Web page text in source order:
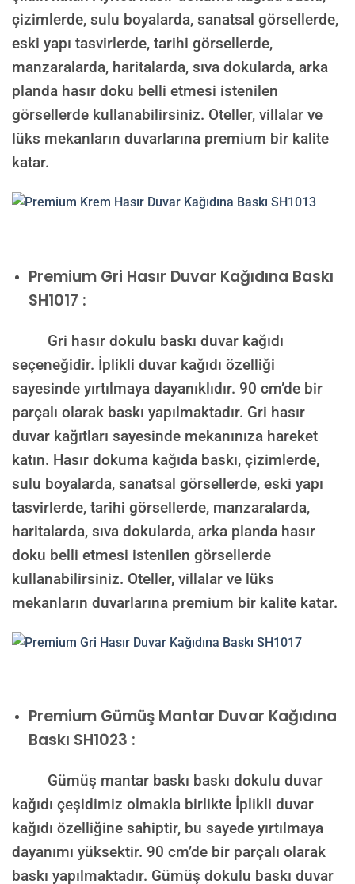
çizimlerde, sulu boyalarda, sanatsal görsellerde,
eski yapı tasvirlerde, tarihi görsellerde,
manzaralarda, haritalarda, sıva dokularda, arka
planda hasır doku belli etmesi istenilen
görsellerde kullanabilirsiniz. Oteller, villalar ve
lüks mekanların duvarlarına premium bir kalite
katar.
Premium Gri Hasır Duvar Kağıdına Baskı
SH1017 :
Gri hasır dokulu baskı duvar kağıdı
seçeneğidir. İplikli duvar kağıdı özelliği
sayesinde yırtılmaya dayanıklıdır. 90 cm’de bir
parçalı olarak baskı yapılmaktadır. Gri hasır
duvar kağıtları sayesinde mekanınıza hareket
katın. Hasır dokuma kağıda baskı, çizimlerde,
sulu boyalarda, sanatsal görsellerde, eski yapı
tasvirlerde, tarihi görsellerde, manzaralarda,
haritalarda, sıva dokularda, arka planda hasır
doku belli etmesi istenilen görsellerde
kullanabilirsiniz. Oteller, villalar ve lüks
mekanların duvarlarına premium bir kalite katar.
Premium Gümüş Mantar Duvar Kağıdına
Baskı SH1023 :
Gümüş mantar baskı baskı dokulu duvar
kağıdı çeşidimiz olmakla birlikte İplikli duvar
kağıdı özelliğine sahiptir, bu sayede yırtılmaya
dayanımı yüksektir. 90 cm’de bir parçalı olarak
baskı yapılmaktadır. Gümüş dokulu baskı duvar